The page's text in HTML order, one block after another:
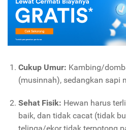
Cukup Umur: Kambing/
(musinnah), sedangkan sapi
Sehat Fisik: Hewan harus
baik, dan tidak cacat (tidak